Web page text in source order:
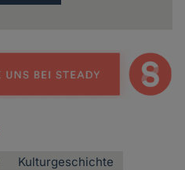
Kulturgeschichte